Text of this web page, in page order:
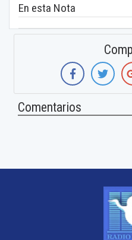
En esta Nota
Comentarios